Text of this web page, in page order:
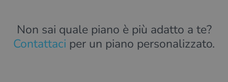
Non sai quale piano è più adatto a te?
Contattaci per un piano personalizzato.